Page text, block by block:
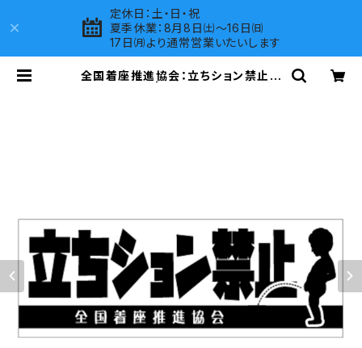
定休日：土・日・祝
夏季休業：8月8日㈯～16日㈰
17日㈪より通常営業いたいします
全国着座推進協会：立ちション禁止ス